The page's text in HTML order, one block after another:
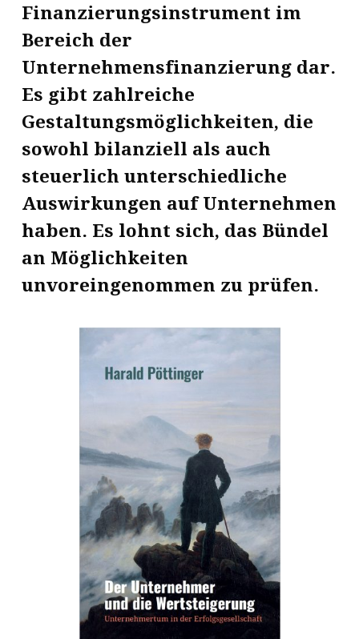
Finanzierungsinstrument im
Bereich der
Unternehmensfinanzierung dar.
Es gibt zahlreiche
Gestaltungsmöglichkeiten, die
sowohl bilanziell als auch
steuerlich unterschiedliche
Auswirkungen auf Unternehmen
haben. Es lohnt sich, das Bündel
an Möglichkeiten
unvoreingenommen zu prüfen.